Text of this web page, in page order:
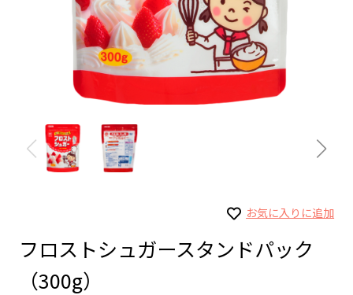
お気に入りに追加
フロストシュガースタンドパック
（300g）